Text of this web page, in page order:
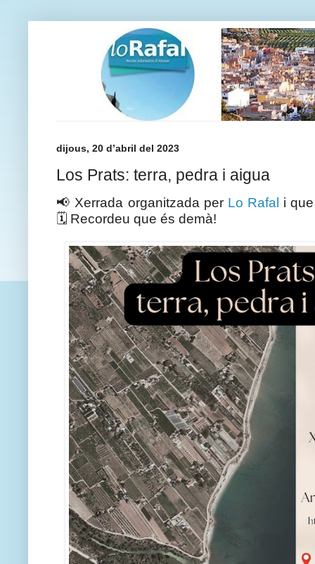
dijous, 20 d’abril del 2023
Los Prats: terra, pedra i aigua
📢 Xerrada organitzada per Lo Rafal i
🗓️ Recordeu que és demà!